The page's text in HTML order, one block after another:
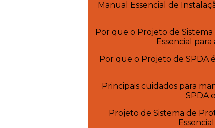
Manual Essencial de
Por que o Projeto de
Essencial
Por que o Projeto de SPDA
Principais cuidados para
SPDA
Projeto de Sistema de